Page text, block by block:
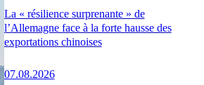
La « résilience surprenante » de
l’Allemagne face à la forte hausse des
exportations chinoises
07.08.2026